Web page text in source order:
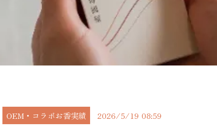
OEM・コラボお香実績 2026/5/19 08:59